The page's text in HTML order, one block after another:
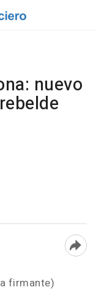
nuevo
firmante)